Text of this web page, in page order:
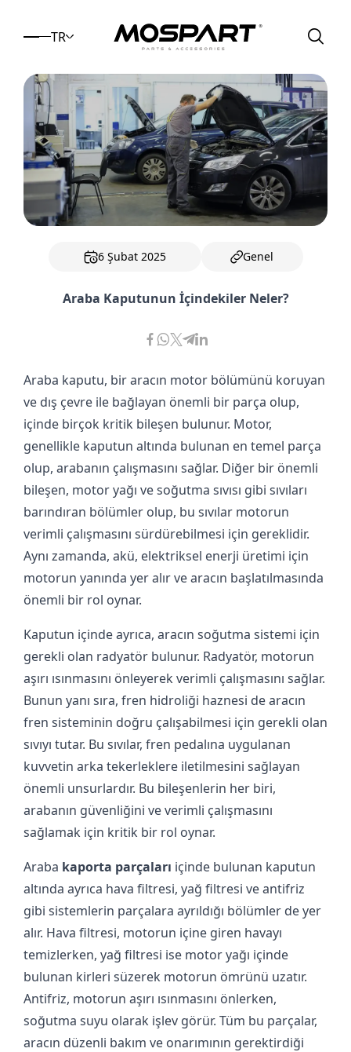
TR
6 Şubat 2025 Genel
Araba Kaputunun İçindekiler Neler?
Araba kaputu, bir aracın motor bölümünü koruyan
ve dış çevre ile bağlayan önemli bir parça olup,
içinde birçok kritik bileşen bulunur. Motor,
genellikle kaputun altında bulunan en temel parça
olup, arabanın çalışmasını sağlar. Diğer bir önemli
bileşen, motor yağı ve soğutma sıvısı gibi sıvıları
barındıran bölümler olup, bu sıvılar motorun
verimli çalışmasını sürdürebilmesi için gereklidir.
Aynı zamanda, akü, elektriksel enerji üretimi için
motorun yanında yer alır ve aracın başlatılmasında
önemli bir rol oynar.
Kaputun içinde ayrıca, aracın soğutma sistemi için
gerekli olan radyatör bulunur. Radyatör, motorun
aşırı ısınmasını önleyerek verimli çalışmasını sağlar.
Bunun yanı sıra, fren hidroliği haznesi de aracın
fren sisteminin doğru çalışabilmesi için gerekli olan
sıvıyı tutar. Bu sıvılar, fren pedalına uygulanan
kuvvetin arka tekerleklere iletilmesini sağlayan
önemli unsurlardır. Bu bileşenlerin her biri,
arabanın güvenliğini ve verimli çalışmasını
sağlamak için kritik bir rol oynar.
Araba kaporta parçaları içinde bulunan kaputun
altında ayrıca hava filtresi, yağ filtresi ve antifriz
gibi sistemlerin parçalara ayrıldığı bölümler de yer
alır. Hava filtresi, motorun içine giren havayı
temizlerken, yağ filtresi ise motor yağı içinde
bulunan kirleri süzerek motorun ömrünü uzatır.
Antifriz, motorun aşırı ısınmasını önlerken,
soğutma suyu olarak işlev görür. Tüm bu parçalar,
aracın düzenli bakım ve onarımının gerektirdiği